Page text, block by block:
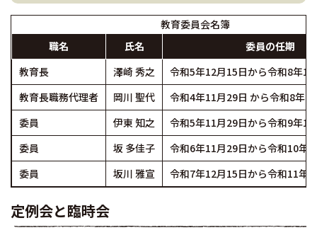
教育委員会名簿
職名
氏名
委員の任期
教育長
澤崎 秀之
令和5年12月15日から令和8年
教育長職務代理者
岡川 聖代
令和4年11月29日 から令和8年
委員
伊東 知之
令和5年11月29日から令和9年
委員
坂 多佳子
令和6年11月29日から令和10年
委員
坂川 雅宣 令和7年12月15日から令和11年
定例会と臨時会